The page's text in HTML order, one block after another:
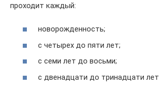
проходит каждый:
новорожденность;
с четырех до пяти лет;
с семи лет до восьми;
с двенадцати до тринадцати лет.